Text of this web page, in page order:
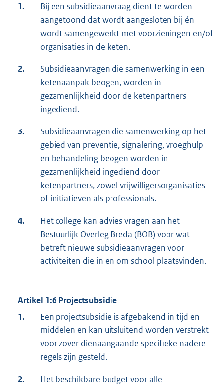
1.
Bij een subsidieaanvraag dient te worden
aangetoond dat wordt aangesloten bij én
wordt samengewerkt met voorzieningen en/of
organisaties in de keten.
2.
Subsidieaanvragen die samenwerking in een
ketenaanpak beogen, worden in
gezamenlijkheid door de ketenpartners
ingediend.
3.
Subsidieaanvragen die samenwerking op het
gebied van preventie, signalering, vroeghulp
en behandeling beogen worden in
gezamenlijkheid ingediend door
ketenpartners, zowel vrijwilligersorganisaties
of initiatieven als professionals.
4.
Het college kan advies vragen aan het
Bestuurlijk Overleg Breda (BOB) voor wat
betreft nieuwe subsidieaanvragen voor
activiteiten die in en om school plaatsvinden.
Artikel 1:6 Projectsubsidie
1.
Een projectsubsidie is afgebakend in tijd en
middelen en kan uitsluitend worden verstrekt
voor zover dienaangaande specifieke nadere
regels zijn gesteld.
2.
Het beschikbare budget voor alle